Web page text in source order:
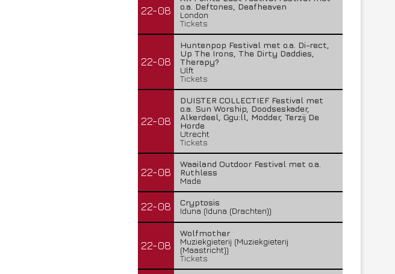
22-08
o.a. Deftones, Deafheaven
London
Tickets
22-08
Huntenpop Festival met o.a. Di-rect,
Up The Irons, The Dirty Daddies,
Therapy?
Ulft
Tickets
22-08
DUISTER COLLECTIEF Festival met
o.a. Sun Worship, Doodseskader,
Alkerdeel, Ggu:ll, Modder, Terzij De
Horde
Utrecht
Tickets
22-08
Waailand Outdoor Festival met o.a.
Ruthless
Made
22-08
Cryptosis
Iduna (Iduna (Drachten))
22-08
Wolfmother
Muziekgieterij (Muziekgieterij
(Maastricht))
Tickets